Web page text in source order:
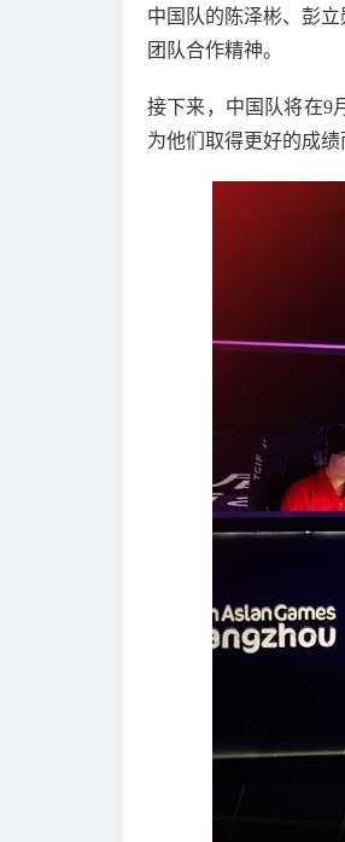
中国队的陈泽彬、彭
团队合作精神。
接下来，中国队将在9
为他们取得更好的成绩